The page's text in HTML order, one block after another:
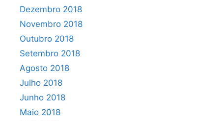
Dezembro 2018
Novembro 2018
Outubro 2018
Setembro 2018
Agosto 2018
Julho 2018
Junho 2018
Maio 2018